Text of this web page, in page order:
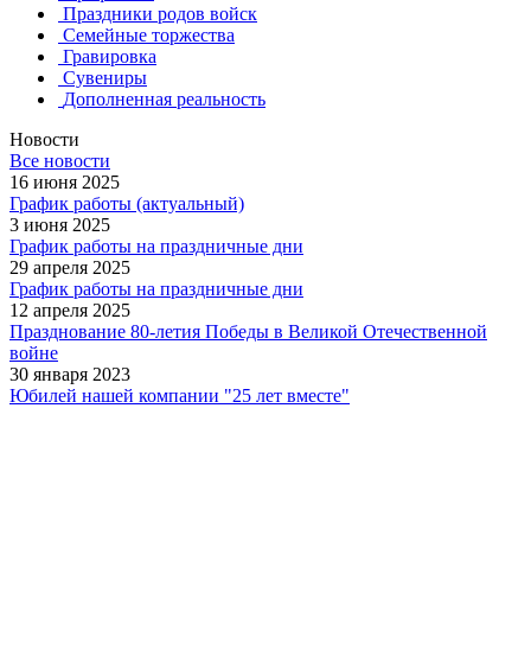
Праздники родов войск
Семейные торжества
Гравировка
Сувениры
Дополненная реальность
Новости
Все новости
16 июня 2025
График работы (актуальный)
3 июня 2025
График работы на праздничные дни
29 апреля 2025
График работы на праздничные дни
12 апреля 2025
Празднование 80-летия Победы в Великой Отечественной
войне
30 января 2023
Юбилей нашей компании "25 лет вместе"